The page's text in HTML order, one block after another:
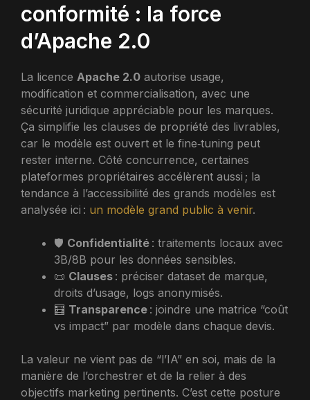
conformité : la force
d’Apache 2.0
La licence Apache 2.0 autorise usage,
modification et commercialisation, avec une
sécurité juridique appréciable pour les marques.
Ça simplifie les clauses de propriété des livrables,
car le modèle est ouvert et le fine‑tuning peut
rester interne. Côté concurrence, certaines
plateformes propriétaires accélèrent aussi ; la
tendance à l’accessibilité des grands modèles est
analysée ici : un modèle grand public à venir.
🛡️ Confidentialité : traitements locaux avec
3B/8B pour les données sensibles.
📜 Clauses : préciser dataset de marque,
droits d’usage, logs anonymisés.
🧮 Transparence : joindre une matrice “coût
vs impact” par modèle dans chaque devis.
La valeur ne vient pas de “l’IA” en soi, mais de la
manière de l’orchestrer et de la relier à des
objectifs marketing pertinents. C’est cette posture